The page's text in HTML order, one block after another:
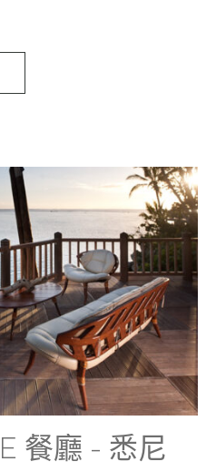
餐廳 - 悉尼